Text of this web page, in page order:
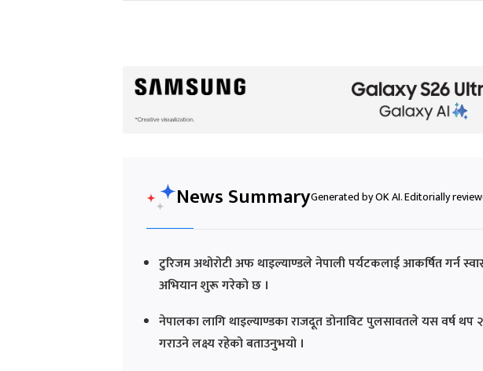
News SummaryGenerated by OK AI. Editorially
टुरिजम अथोरोटी अफ थाइल्याण्डले नेपाली पर्यटकलाई आकर्षित गर्न
अभियान शुरू गरेको छ ।
नेपालका लागि थाइल्याण्डका राजदूत डोनाविट पुलसावतले यस वर्ष थप
गराउने लक्ष्य रहेको बताउनुभयो ।